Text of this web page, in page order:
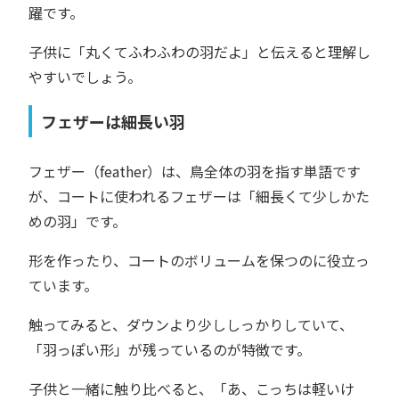
躍です。
子供に「丸くてふわふわの羽だよ」と伝えると理解し
やすいでしょう。
フェザーは細長い羽
フェザー（feather）は、鳥全体の羽を指す単語です
が、コートに使われるフェザーは「細長くて少しかた
めの羽」です。
形を作ったり、コートのボリュームを保つのに役立っ
ています。
触ってみると、ダウンより少ししっかりしていて、
「羽っぽい形」が残っているのが特徴です。
子供と一緒に触り比べると、「あ、こっちは軽いけ